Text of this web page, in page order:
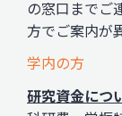
の窓口までご
方でご案内が
学内の方
研究資金につ